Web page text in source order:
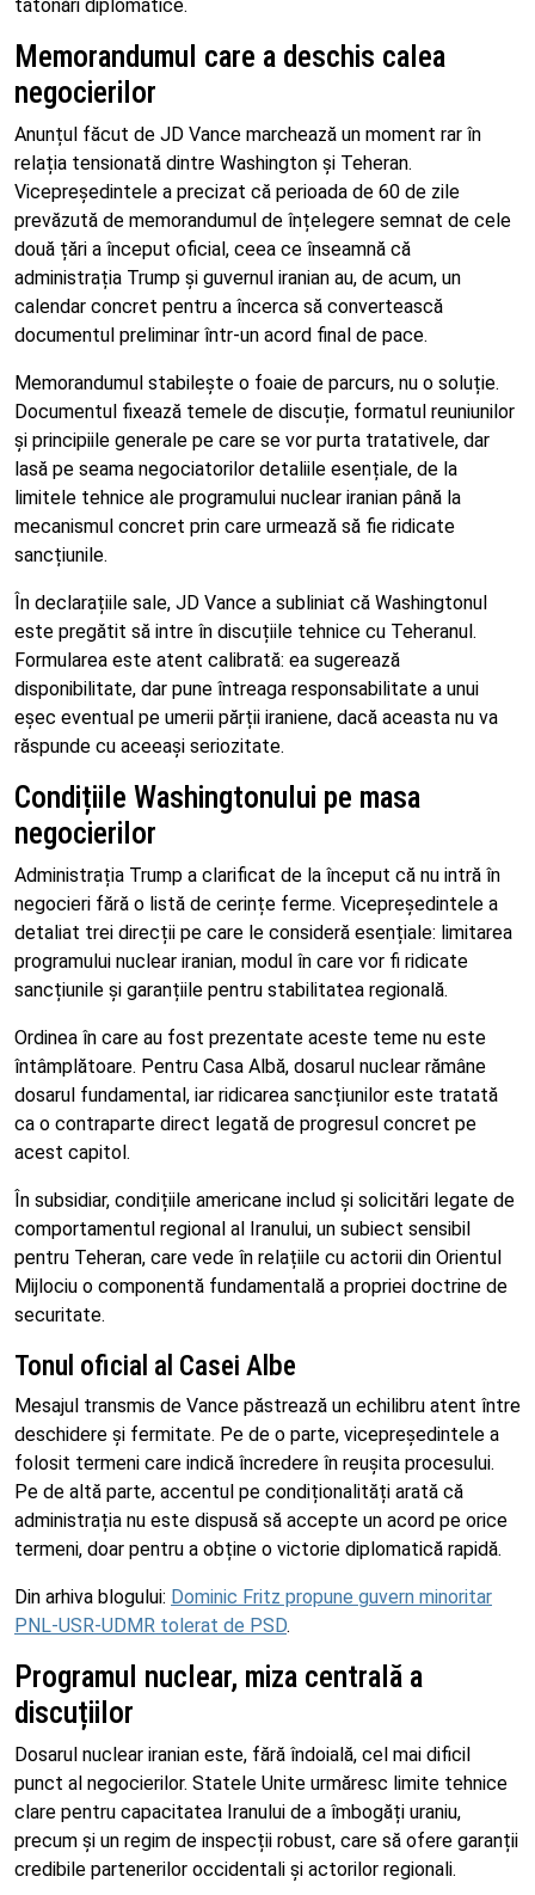
tatonări diplomatice.
Memorandumul care a deschis calea
negocierilor
Anunțul făcut de JD Vance marchează un moment rar în
relația tensionată dintre Washington și Teheran.
Vicepreședintele a precizat că perioada de 60 de zile
prevăzută de memorandumul de înțelegere semnat de cele
două țări a început oficial, ceea ce înseamnă că
administrația Trump și guvernul iranian au, de acum, un
calendar concret pentru a încerca să convertească
documentul preliminar într-un acord final de pace.
Memorandumul stabilește o foaie de parcurs, nu o soluție.
Documentul fixează temele de discuție, formatul reuniunilor
și principiile generale pe care se vor purta tratativele, dar
lasă pe seama negociatorilor detaliile esențiale, de la
limitele tehnice ale programului nuclear iranian până la
mecanismul concret prin care urmează să fie ridicate
sancțiunile.
În declarațiile sale, JD Vance a subliniat că Washingtonul
este pregătit să intre în discuțiile tehnice cu Teheranul.
Formularea este atent calibrată: ea sugerează
disponibilitate, dar pune întreaga responsabilitate a unui
eșec eventual pe umerii părții iraniene, dacă aceasta nu va
răspunde cu aceeași seriozitate.
Condițiile Washingtonului pe masa
negocierilor
Administrația Trump a clarificat de la început că nu intră în
negocieri fără o listă de cerințe ferme. Vicepreședintele a
detaliat trei direcții pe care le consideră esențiale: limitarea
programului nuclear iranian, modul în care vor fi ridicate
sancțiunile și garanțiile pentru stabilitatea regională.
Ordinea în care au fost prezentate aceste teme nu este
întâmplătoare. Pentru Casa Albă, dosarul nuclear rămâne
dosarul fundamental, iar ridicarea sancțiunilor este tratată
ca o contraparte direct legată de progresul concret pe
acest capitol.
În subsidiar, condițiile americane includ și solicitări legate de
comportamentul regional al Iranului, un subiect sensibil
pentru Teheran, care vede în relațiile cu actorii din Orientul
Mijlociu o componentă fundamentală a propriei doctrine de
securitate.
Tonul oficial al Casei Albe
Mesajul transmis de Vance păstrează un echilibru atent între
deschidere și fermitate. Pe de o parte, vicepreședintele a
folosit termeni care indică încredere în reușita procesului.
Pe de altă parte, accentul pe condiționalități arată că
administrația nu este dispusă să accepte un acord pe orice
termeni, doar pentru a obține o victorie diplomatică rapidă.
Din arhiva blogului: Dominic Fritz propune guvern minoritar
PNL-USR-UDMR tolerat de PSD.
Programul nuclear, miza centrală a
discuțiilor
Dosarul nuclear iranian este, fără îndoială, cel mai dificil
punct al negocierilor. Statele Unite urmăresc limite tehnice
clare pentru capacitatea Iranului de a îmbogăți uraniu,
precum și un regim de inspecții robust, care să ofere garanții
credibile partenerilor occidentali și actorilor regionali.